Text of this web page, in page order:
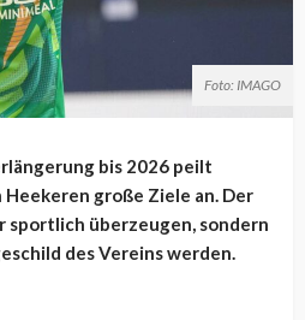
Foto: IMAGO
bis 2026 peilt
große Ziele an. Der
sportlich überzeugen, sondern
des Vereins werden.